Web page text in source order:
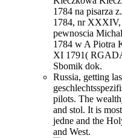
1784 na pisarza
1784, nr
pewnoscia
1784 w A Piotra
XI 1791(
Sbomik dok.
Russia, getting
pilots. The
and stol. It is
jedne and the
and West.